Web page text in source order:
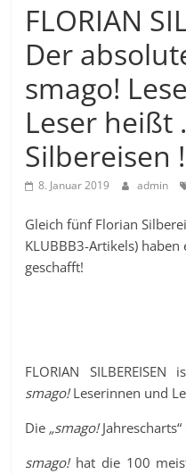
FLORIAN
Der
smago!
Leser heißt
Silbereisen
8. Januar 2019 admin
Gleich fünf Florian
KLUBBB3-Artikels) haben
geschafft!
FLORIAN
smago!Leserinnen und
Die „smago!
smago!hat die 100